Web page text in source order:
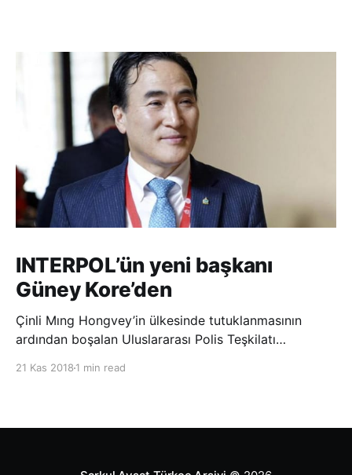
INTERPOL’ün yeni başkanı
Güney Kore’den
Çinli Mıng Hongvey’in ülkesinde tutuklanmasının
ardından boşalan Uluslararası Polis Teşkilatı
21 Kas 2018 1 min read